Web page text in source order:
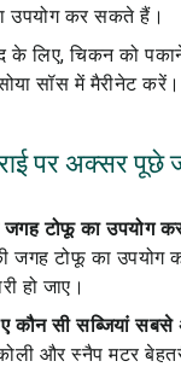
उपयोग कर सकते हैं।
के लिए, चिकन को
सॉस में मैरीनेट करें।
पर अक्सर पूछे
जगह टोफू का उपयोग
जगह टोफू का उपयोग
हो जाए।
कौन सी सब्जियां सबसे
और स्नैप मटर